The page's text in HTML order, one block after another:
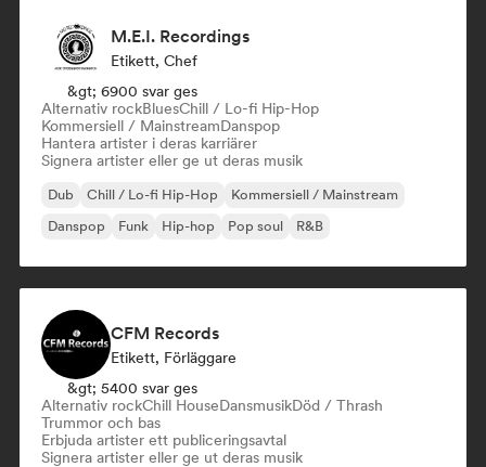
M.E.I. Recordings
Etikett, Chef
&gt; 6900 svar ges
Alternativ rockBluesChill / Lo-fi Hip-Hop
Kommersiell / MainstreamDanspop
Hantera artister i deras karriärer
Signera artister eller ge ut deras musik
Dub Chill / Lo-fi Hip-Hop
Kommersiell / Mainstream
Danspop
Funk Hip-hop Pop soul R&B
CFM Records
Etikett, Förläggare
&gt; 5400 svar ges
Alternativ rockChill HouseDansmusikDöd / Thrash
Trummor och bas
Erbjuda artister ett publiceringsavtal
Signera artister eller ge ut deras musik